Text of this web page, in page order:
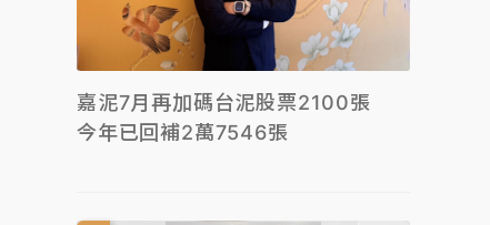
嘉泥7月再加碼台泥股票2100張
今年已回補2萬7546張